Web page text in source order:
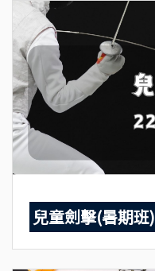
兒童劍擊(暑期班)